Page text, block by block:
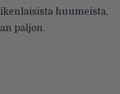
huumeista,
paljon.